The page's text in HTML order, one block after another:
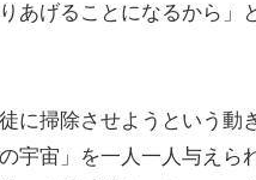
あげることになるから
に掃除させようという動
宇宙」を一人一人与え